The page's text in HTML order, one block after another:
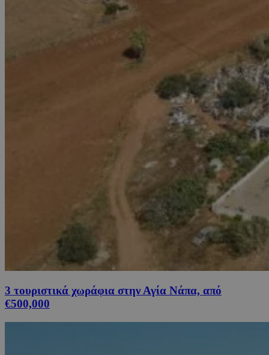
3 τουριστικά χωράφια στην Αγία Νάπα, από
€500,000